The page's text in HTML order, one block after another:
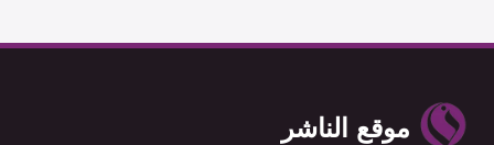
موقع الناشر